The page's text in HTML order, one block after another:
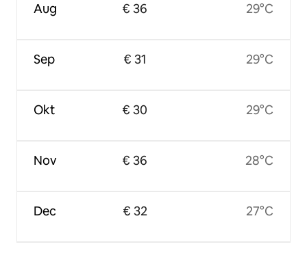
Aug
Sep
Okt
Nov
Dec
€ 36
€ 31
€ 30
€ 36
€ 32
29°C
29°C
29°C
28°C
27°C